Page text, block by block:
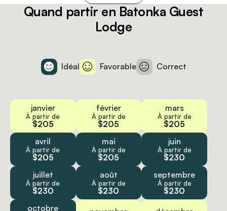
Quand partir en Batonka Guest
Lodge
Idéal Favorable Correct
janvier
À partir de
$205
février
À partir de
$205
mars
À partir de
$205
avril
À partir de
$205
mai
À partir de
$205
juin
À partir de
$230
juillet
À partir de
$230
août
À partir de
$230
septembre
À partir de
$230
octobre